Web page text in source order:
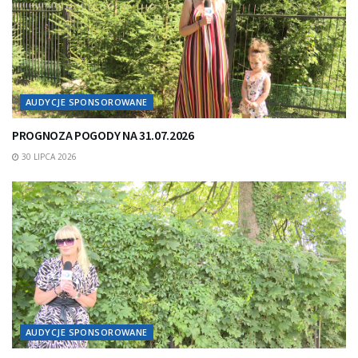
AUDYCJE SPONSOROWANE
PROGNOZA POGODY NA 31.07.2026
30 LIPCA 2026
AUDYCJE SPONSOROWANE